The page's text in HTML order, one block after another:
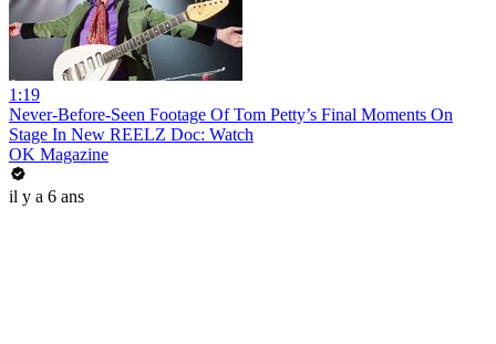
1:19
Never-Before-Seen Footage Of Tom Petty’s Final Moments On
Stage In New REELZ Doc: Watch
OK Magazine
il y a 6 ans